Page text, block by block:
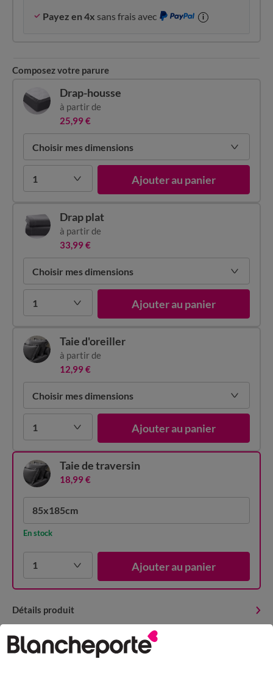
Payez en 4x sans frais avec i
Composez votre parure
Choisir mes dimensions
1 Ajouter au panier
Drap-housse
à partir de
25,99 €
Choisir mes dimensions
1 Ajouter au panier
Drap plat
à partir de
33,99 €
Choisir mes dimensions
1 Ajouter au panier
Taie d'oreiller
à partir de
12,99 €
85x185cm
En stock
1 Ajouter au panier
Taie de traversin
18,99 €
Détails produit
Conseils entretien